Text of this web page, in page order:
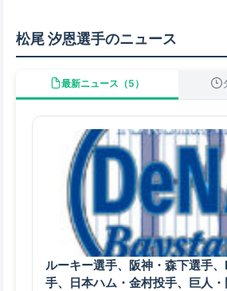
松尾 汐恩選手のニュース
最新ニュース（5）
ルーキー選手、阪神・森下選手
手、日本ハム・金村投手、巨人・